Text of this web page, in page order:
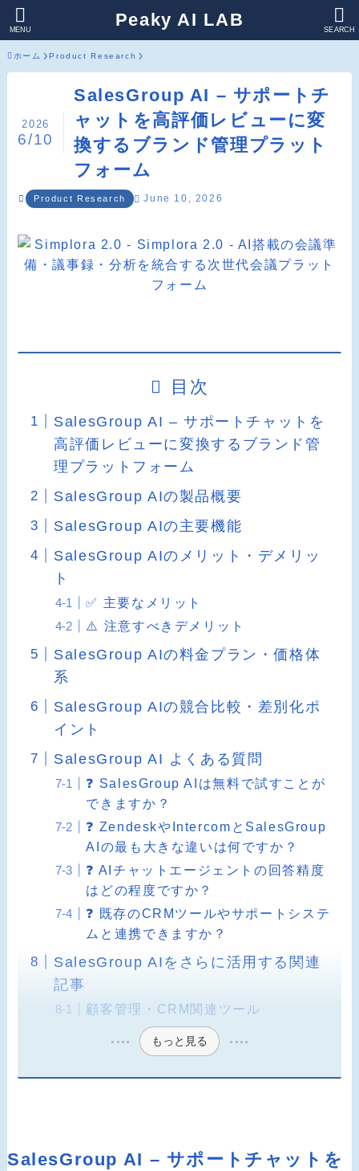
Peaky AI LAB SEARCH
MENU
ホーム Product Research
SalesGroup AI – サポートチ
ャットを高評価レビューに変
換するブランド管理プラット
フォーム
2026
6/10
Product Research June 10, 2026
目次
SalesGroup AI – サポートチャットを
高評価レビューに変換するブランド管
理プラットフォーム
SalesGroup AIの製品概要
SalesGroup AIの主要機能
SalesGroup AIのメリット・デメリッ
ト
✅ 主要なメリット
⚠️ 注意すべきデメリット
SalesGroup AIの料金プラン・価格体
系
SalesGroup AIの競合比較・差別化ポ
イント
SalesGroup AI よくある質問
❓ SalesGroup AIは無料で試すことが
できますか？
❓ ZendeskやIntercomとSalesGroup
AIの最も大きな違いは何ですか？
❓ AIチャットエージェントの回答精度
はどの程度ですか？
❓ 既存のCRMツールやサポートシステ
ムと連携できますか？
SalesGroup AIをさらに活用する関連
記事
顧客管理・CRM関連ツール
もっと見る
SalesGroup AI – サポートチャットを